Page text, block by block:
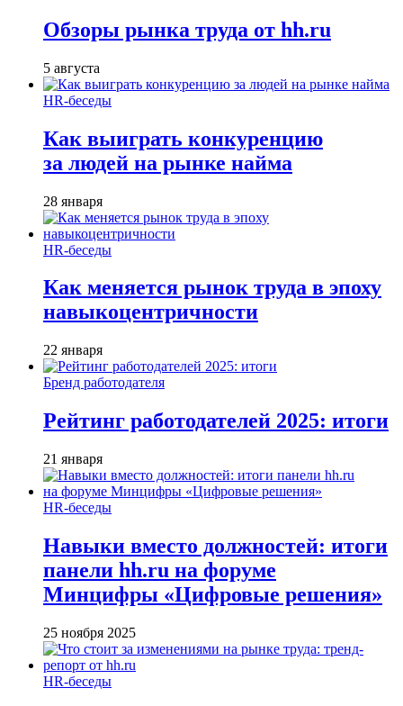
Обзоры рынка труда от hh.ru
5 августа
HR-беседы
Как выиграть конкуренцию
за людей на рынке найма
28 января
HR-беседы
Как меняется рынок труда в эпоху
навыкоцентричности
22 января
Бренд работодателя
Рейтинг работодателей 2025: итоги
21 января
HR-беседы
Навыки вместо должностей: итоги
панели hh.ru на форуме
Минцифры «Цифровые решения»
25 ноября 2025
HR-беседы